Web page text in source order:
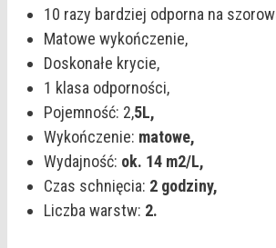
10 razy bardziej odporna na
Matowe wykończenie,
Doskonałe krycie,
1 klasa odporności,
Pojemność: 2,5L,
Wykończenie: matowe,
Wydajność: ok. 14 m2/L,
Czas schnięcia: 2 godziny,
Liczba warstw: 2.